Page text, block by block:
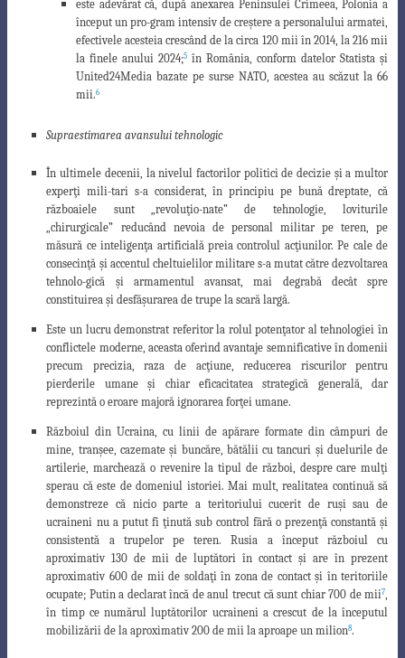
este adevărat că, după anexarea Peninsulei Crimeea, Polonia a
început un pro-gram intensiv de creştere a personalului armatei,
efectivele acesteia crescând de la circa 120 mii în 2014, la 216 mii
la finele anului 2024;5 în România, conform datelor Statistaşi
United24Media bazate pe surse NATO, acestea au scăzut la 66
mii.6
Supraestimarea avansului tehnologic
În ultimele decenii, la nivelul factorilor politici de decizie şi a multor
experţi mili-tari s-a considerat, în principiu pe bună dreptate, că
războaiele sunt „revoluţio-nate” de tehnologie, loviturile
„chirurgicale” reducând nevoia de personal militar pe teren, pe
măsură ce inteligenţa artificială preia controlul acţiunilor. Pe cale de
consecinţă şi accentul cheltuielilor militare s-a mutat către dezvoltarea
tehnolo-gică şi armamentul avansat, mai degrabă decât spre
constituireaşi desfăşurarea de trupe la scară largă.
Este un lucru demonstrat referitor la rolul potenţator al tehnologiei în
conflictele moderne, aceasta oferind avantaje semnificative în domenii
precum precizia, raza de acţiune, reducerea riscurilor pentru
pierderile umaneşi chiar eficacitatea strategică generală, dar
reprezintă o eroare majoră ignorarea forţei umane.
Războiul din Ucraina, cu linii de apărare formate din câmpuri de
mine, tranşee, cazemateşi buncăre, bătălii cu tancuri şi duelurile de
artilerie, marchează o revenire la tipul de război, despre care mulţi
sperau că este de domeniul istoriei. Mai mult, realitatea continuă să
demonstreze că nicio parte a teritoriului cucerit de ruşi sau de
ucraineni nu a putut fi ţinută sub control fără o prezenţă constantăşi
consistentă a trupelor pe teren. Rusia a început războiul cu
aproximativ 130 de mii de luptători în contactşi are în prezent
aproximativ 600 de mii de soldaţi în zona de contactşi în teritoriile
ocupate; Putin a declarat încă de anul trecut că sunt chiar 700 de mii7,
în timp ce numărul luptătorilor ucraineni a crescut de la începutul
mobilizării de la aproximativ 200 de mii la aproape un milion8.